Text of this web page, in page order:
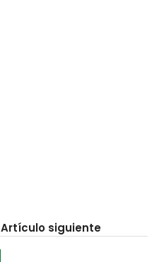
Artículo siguiente